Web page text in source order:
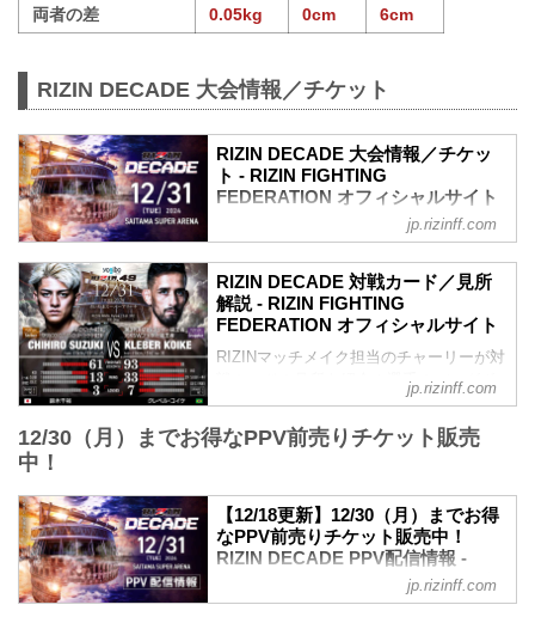
両者の差
0.05kg 0cm 6cm
RIZIN DECADE 大会情報／チケット
RIZIN DECADE 大会情報／チケッ
ト - RIZIN FIGHTING
FEDERATION オフィシャルサイト
開場／開始時間変更のお知らせ
ライアン・ガルシア vs. 安保瑠輝也の試
合延期に伴い、開場／開始時間変更が以
【変更前】2024年12月31日（火）9:00開
↓
【変更後】2024年12月31日（火）11:30
RIZIN DECADE チケット払い戻しに関す
るお知らせ
ライアン・ガルシア vs. 安保瑠輝也の試
合延期に伴い、チケットの払い戻しを希
望されるチケット購入者には払...
jp.rizinff.com
RIZIN DECADE 対戦カード／見所
解説 - RIZIN FIGHTING
FEDERATION オフィシャルサイト
RIZINマッチメイク担当のチャーリーが対
戦カードの見所を紹介！選手のバッグボ
ーンやストロングポイントを把握すれ
ば、試合観戦がもっと楽しくなる！観戦
前に是非チェックしておこう！
雷神番外地 試合順
Yogibo presents RIZIN.49 試合順
雷神番外地
第7試合／安保瑠輝也 vs. シナ・カリミア
RIZINスタンディングバウト特別ルール：
jp.rizinff.com
12/30（月）までお得なPPV前売りチケット販売
中！
【12/18更新】12/30（月）までお得
なPPV前売りチケット販売中！
RIZIN DECADE PPV配信情報 -
RIZIN FIGHTING FEDERATION オ
フィシャルサイト
jp.rizinff.com